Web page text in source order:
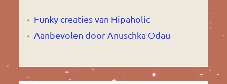
Funky creaties van Hipaholic
Aanbevolen door Anuschka Odau